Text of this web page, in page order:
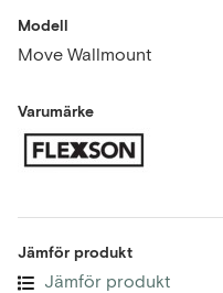
Modell
Move Wallmount
Varumärke
Jämför produkt
Jämför produkt